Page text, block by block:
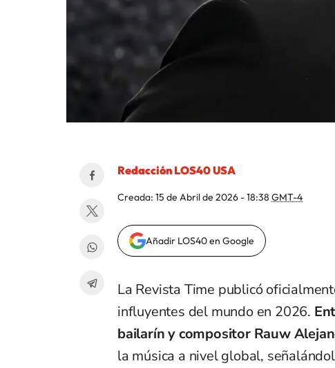
Redacción LOS40 USA
Creada: 15 de Abril de 2026 - 18:38 GMT-4
Añadir LOS40 en Google
La Revista Time publicó
influyentes del mundo en 2026.
bailarín y compositor Rauw
la música a nivel global,